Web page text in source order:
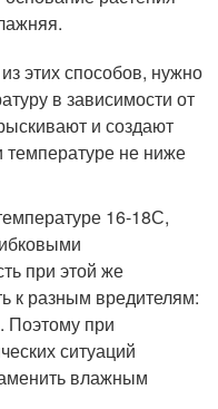
этих способов, нужно
в зависимости от
и создают
температуре не ниже
16-18С,
при этой же
к разным вредителям:
Поэтому при
ситуаций
влажным